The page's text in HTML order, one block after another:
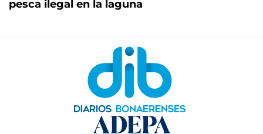
pesca ilegal en la laguna